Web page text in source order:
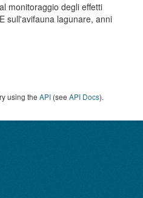
monitoraggio degli effetti
sull'avifauna lagunare, anni
using the API (see API Docs).